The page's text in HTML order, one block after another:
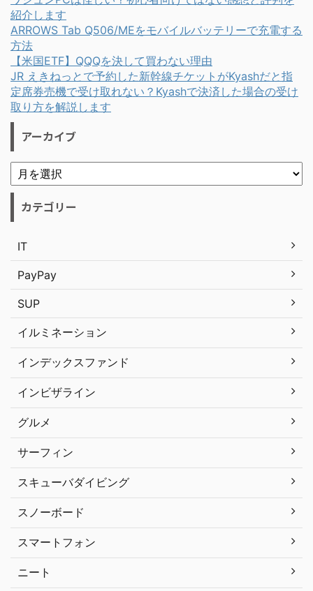
紹介します
ARROWS Tab Q506/MEをモバイルバッテリーで充電する
方法
【米国ETF】QQQを決して買わない理由
JR えきねっとで予約した新幹線チケットがKyashだと指
定席券売機で受け取れない？Kyashで決済した場合の受け
取り方を解説します
アーカイブ
カテゴリー
IT
PayPay
SUP
イルミネーション
インデックスファンド
インビザライン
グルメ
サーフィン
スキューバダイビング
スノーボード
スマートフォン
ニート